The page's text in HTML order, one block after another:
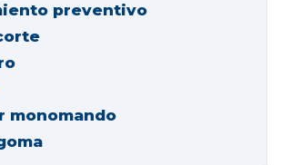
preventivo
monomando